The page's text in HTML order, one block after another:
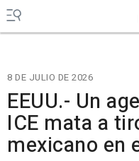
8 DE JULIO DE 2026
EEUU.- Un
ICE mata a
mexicano en